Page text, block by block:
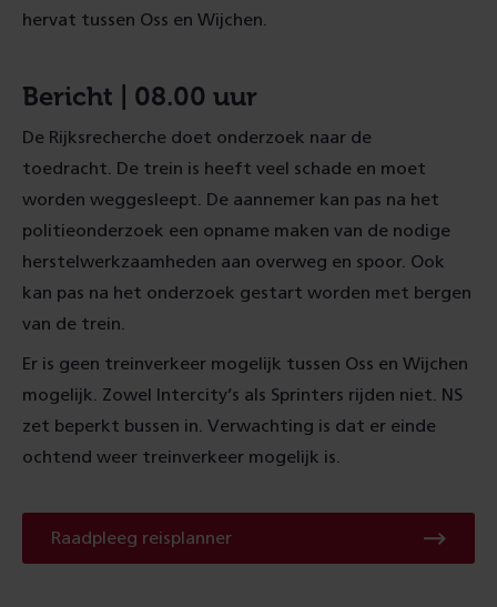
hervat tussen Oss en Wijchen.
Bericht | 08.00 uur
De Rijksrecherche doet onderzoek naar de
toedracht. De trein is heeft veel schade en moet
worden weggesleept. De aannemer kan pas na het
politieonderzoek een opname maken van de nodige
herstelwerkzaamheden aan overweg en spoor. Ook
kan pas na het onderzoek gestart worden met bergen
van de trein.
Er is geen treinverkeer mogelijk tussen Oss en Wijchen
mogelijk. Zowel Intercity’s als Sprinters rijden niet. NS
zet beperkt bussen in. Verwachting is dat er einde
ochtend weer treinverkeer mogelijk is.
Raadpleeg reisplannerRaadpleeg